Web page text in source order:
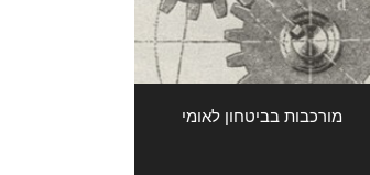
מורכבות בביטחון לאומי